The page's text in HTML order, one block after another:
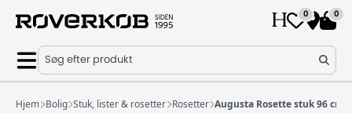
0 0
Søg efter produkt
Hjem Bolig Stuk, lister & rosetter Rosetter Augusta Rosette stuk 96 cm